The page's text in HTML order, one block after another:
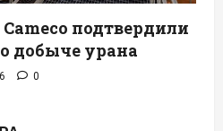
подтвердили
добыче урана
0